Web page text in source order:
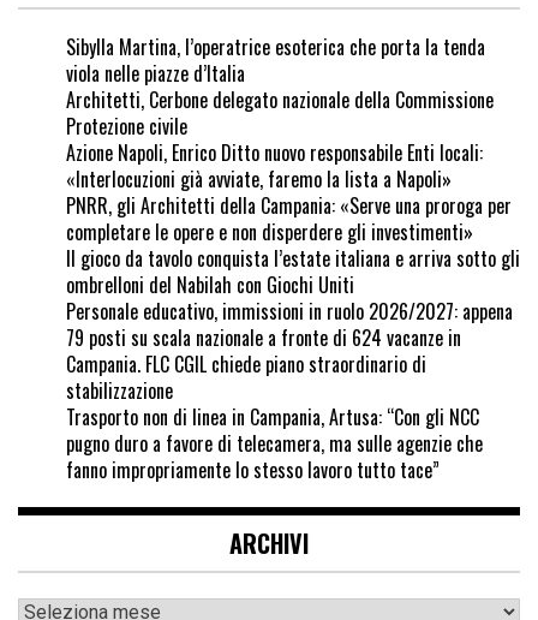
Sibylla Martina, l’operatrice esoterica che porta la tenda
viola nelle piazze d’Italia
Architetti, Cerbone delegato nazionale della Commissione
Protezione civile
Azione Napoli, Enrico Ditto nuovo responsabile Enti locali:
«Interlocuzioni già avviate, faremo la lista a Napoli»
PNRR, gli Architetti della Campania: «Serve una proroga per
completare le opere e non disperdere gli investimenti»
Il gioco da tavolo conquista l’estate italiana e arriva sotto gli
ombrelloni del Nabilah con Giochi Uniti
Personale educativo, immissioni in ruolo 2026/2027: appena
79 posti su scala nazionale a fronte di 624 vacanze in
Campania. FLC CGIL chiede piano straordinario di
stabilizzazione
Trasporto non di linea in Campania, Artusa: “Con gli NCC
pugno duro a favore di telecamera, ma sulle agenzie che
fanno impropriamente lo stesso lavoro tutto tace”
ARCHIVI